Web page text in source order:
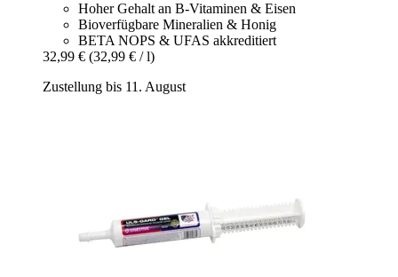
Hoher Gehalt an B-Vitaminen & Eisen
Bioverfügbare Mineralien & Honig
BETA NOPS & UFAS akkreditiert
32,99 € (32,99 € / l)
Zustellung bis 11. August